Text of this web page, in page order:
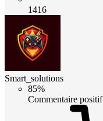
1416
Smart_solutions
85%
Commentaire positif